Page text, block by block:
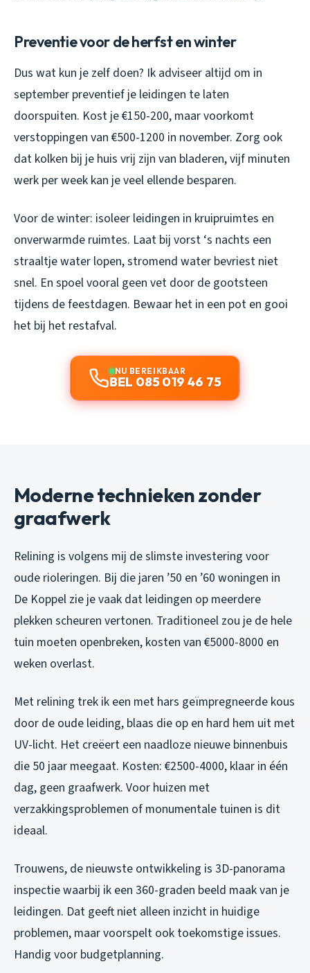
Preventie voor de herfst en winter
Dus wat kun je zelf doen? Ik adviseer altijd om in
september preventief je leidingen te laten
doorspuiten. Kost je €150-200, maar voorkomt
verstoppingen van €500-1200 in november. Zorg ook
dat kolken bij je huis vrij zijn van bladeren, vijf minuten
werk per week kan je veel ellende besparen.
Voor de winter: isoleer leidingen in kruipruimtes en
onverwarmde ruimtes. Laat bij vorst ‘s nachts een
straaltje water lopen, stromend water bevriest niet
snel. En spoel vooral geen vet door de gootsteen
tijdens de feestdagen. Bewaar het in een pot en gooi
het bij het restafval.
NU BEREIKBAAR
BEL 085 019 46 75
Moderne technieken zonder
graafwerk
Relining is volgens mij de slimste investering voor
oude rioleringen. Bij die jaren ’50 en ’60 woningen in
De Koppel zie je vaak dat leidingen op meerdere
plekken scheuren vertonen. Traditioneel zou je de hele
tuin moeten openbreken, kosten van €5000-8000 en
weken overlast.
Met relining trek ik een met hars geïmpregneerde kous
door de oude leiding, blaas die op en hard hem uit met
UV-licht. Het creëert een naadloze nieuwe binnenbuis
die 50 jaar meegaat. Kosten: €2500-4000, klaar in één
dag, geen graafwerk. Voor huizen met
verzakkingsproblemen of monumentale tuinen is dit
ideaal.
Trouwens, de nieuwste ontwikkeling is 3D-panorama
inspectie waarbij ik een 360-graden beeld maak van je
leidingen. Dat geeft niet alleen inzicht in huidige
problemen, maar voorspelt ook toekomstige issues.
Handig voor budgetplanning.